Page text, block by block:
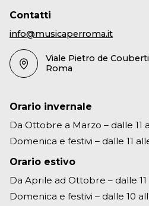
Contatti
info@musicaperroma.it
Viale Pietro de
Roma
Orario invernale
Da Ottobre a Marzo – dalle 11
Domenica e festivi – dalle 11
Orario estivo
Da Aprile ad Ottobre – dalle 11
Domenica e festivi – dalle 10